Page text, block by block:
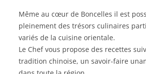
Même au cœur de Boncelles il est
pleinement des trésors culinaires
variés de la cuisine orientale.
Le Chef vous propose des recettes
tradition chinoise, un savoir-faire